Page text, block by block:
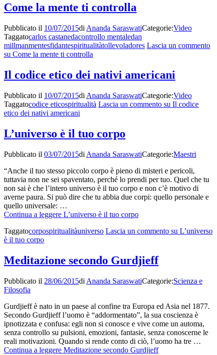
Come la mente ti controlla
Pubblicato il 10/07/2015di Ananda SaraswatiCategorie:Video
Taggatocarlos castanedacontrollo mentaledan
millmanmentesfidantespiritualitàtollevoladores Lascia un commento
su Come la mente ti controlla
Il codice etico dei nativi americani
Pubblicato il 10/07/2015di Ananda SaraswatiCategorie:Video
Taggatocodice eticospiritualità Lascia un commento su Il codice
etico dei nativi americani
L’universo è il tuo corpo
Pubblicato il 03/07/2015di Ananda SaraswatiCategorie:Maestri
“Anche il tuo stesso piccolo corpo è pieno di misteri e pericoli,
tuttavia non ne sei spaventato, perché lo prendi per tuo. Quel che tu
non sai è che l’intero universo è il tuo corpo e non c’è motivo di
averne paura. Si può dire che tu abbia due corpi: quello personale e
quello universale: …
Continua a leggere L’universo è il tuo corpo
Taggatocorpospiritualitàuniverso Lascia un commento su L’universo
è il tuo corpo
Meditazione secondo Gurdjieff
Pubblicato il 28/06/2015di Ananda SaraswatiCategorie:Scienza e
Filosofia
Gurdjieff è nato in un paese al confine tra Europa ed Asia nel 1877.
Secondo Gurdjieff l’uomo è “addormentato”, la sua coscienza è
ipnotizzata e confusa: egli non si conosce e vive come un automa,
senza controllo su pulsioni, emozioni, fantasie, senza conoscerne le
reali motivazioni. Quando si rende conto di ciò, l’uomo ha tre …
Continua a leggere Meditazione secondo Gurdjieff